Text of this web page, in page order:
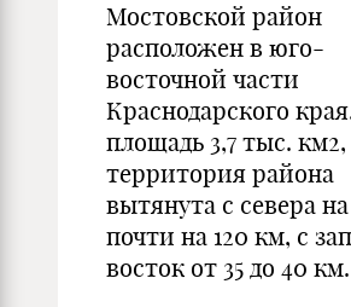
Мостовской район
расположен в юго-
восточной части
Краснодарского
площадь 3,7 тыс. км2,
территория района
вытянута с севера
почти на 120 км, с
восток от 35 до 40 км.